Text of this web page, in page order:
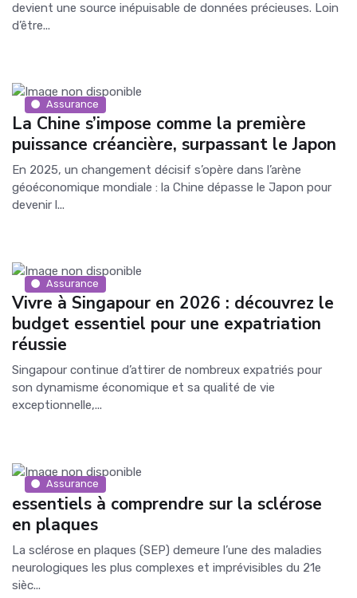
devient une source inépuisable de données précieuses. Loin
d’être...
Assurance
La Chine s’impose comme la première
puissance créancière, surpassant le Japon
En 2025, un changement décisif s’opère dans l’arène
géoéconomique mondiale : la Chine dépasse le Japon pour
devenir l...
Assurance
Vivre à Singapour en 2026 : découvrez le
budget essentiel pour une expatriation
réussie
Singapour continue d’attirer de nombreux expatriés pour
son dynamisme économique et sa qualité de vie
exceptionnelle,...
Assurance
essentiels à comprendre sur la sclérose
en plaques
La sclérose en plaques (SEP) demeure l’une des maladies
neurologiques les plus complexes et imprévisibles du 21e
sièc...